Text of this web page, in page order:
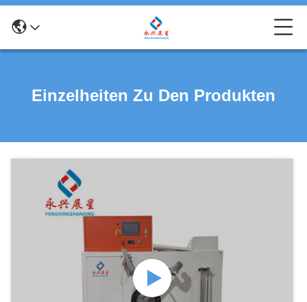
Einzelheiten Zu Den Produkten